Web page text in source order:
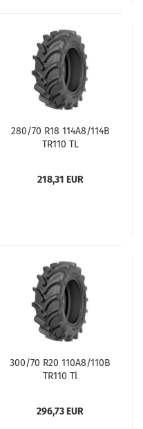
280/70 R18 114A8/114B
TR110 TL
218,31 EUR
300/70 R20 110A8/110B
TR110 Tl
296,73 EUR